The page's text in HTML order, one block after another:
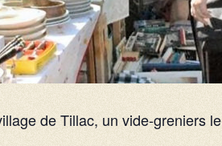
de Tillac, un vide-greniers le